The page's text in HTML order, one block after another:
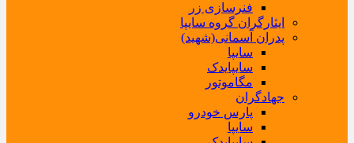
فنرسازی زر
ایثارگران گروه سایپا
پدران آسمانی(شهید)
سایپا
سایپایدک
مگاموتور
جهادگران
پارس خودرو
سایپا